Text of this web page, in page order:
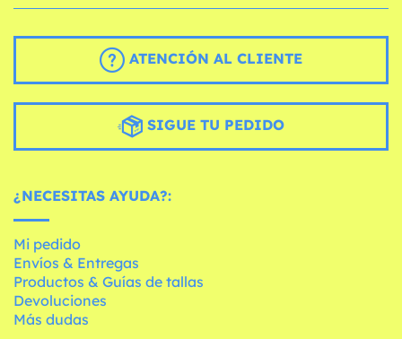
ATENCIÓN AL CLIENTE
SIGUE TU PEDIDO
¿NECESITAS AYUDA?:
Mi pedido
Envíos & Entregas
Productos & Guías de tallas
Devoluciones
Más dudas